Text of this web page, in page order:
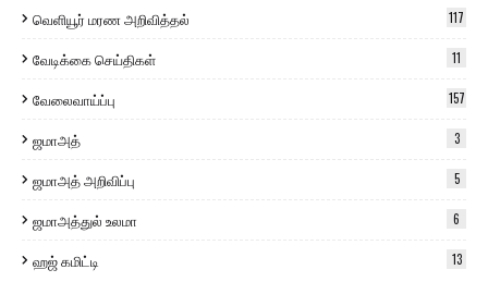
வெளியூர் மரண அறிவித்தல் 117
வேடிக்கை செய்திகள் 11
வேலைவாய்ப்பு 157
ஜமாஅத் 3
ஜமாஅத் அறிவிப்பு 5
ஜமாஅத்துல் உலமா 6
ஹஜ் கமிட்டி 13